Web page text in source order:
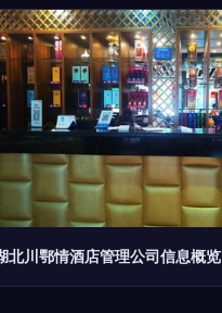
北川鄂情酒店管理公司信息概览